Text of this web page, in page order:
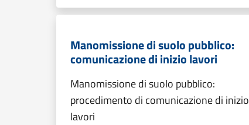
Manomissione di suolo pubblico:
comunicazione di inizio lavori
Manomissione di suolo pubblico:
procedimento di comunicazione di inizio
lavori